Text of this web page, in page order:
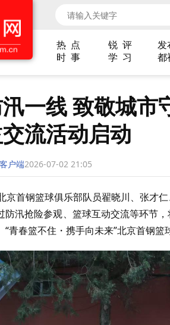
热 点 锐 评 发
时 事
学 习 都
一线 致敬城市
流活动启动
户端2026-07-02 21:05
京首钢篮球俱乐部队员翟晓川、张才
防汛抢险参观、篮球互动交流等环节
“青春篮不住・携手向未来”北京首钢篮